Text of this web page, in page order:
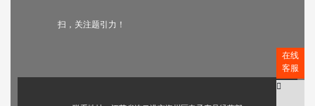
扫，关注题引力！
在线
客服